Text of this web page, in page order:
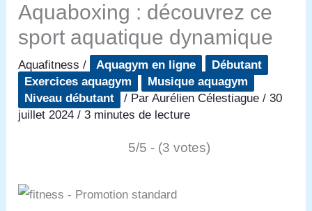
Aquaboxing : découvrez ce
sport aquatique dynamique
Aquafitness / Aquagym en ligne
Débutant
Exercices aquagym
Musique aquagym
Niveau débutant
/ ParAurélien Célestiague/30
juillet 2024/3 minutes de lecture
5/5 - (3 votes)